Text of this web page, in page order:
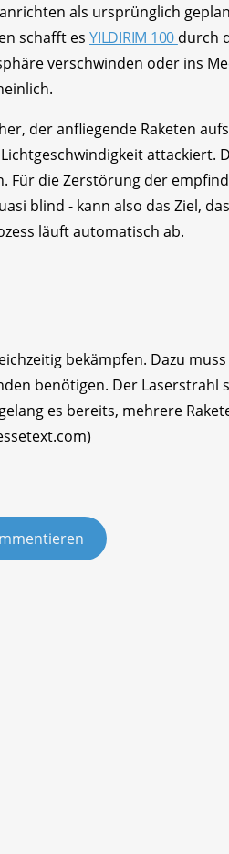
als ursprünglich
schafft es YILDIRIM 100 durch
verschwinden oder ins
der anfliegende Raketen
attackiert.
Für die Zerstörung der
blind - kann also das Ziel,
läuft automatisch ab.
bekämpfen. Dazu
benötigen. Der Laserstrahl
es bereits, mehrere